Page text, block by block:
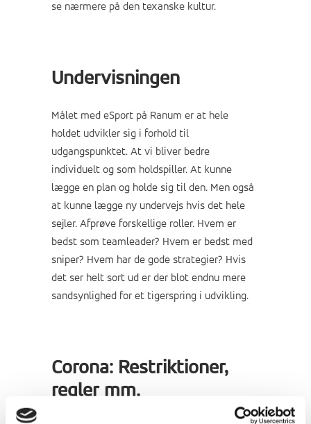
se nærmere på den texanske kultur.
Undervisningen
Målet med eSport på Ranum er at hele
holdet udvikler sig i forhold til
udgangspunktet. At vi bliver bedre
individuelt og som holdspiller. At kunne
lægge en plan og holde sig til den. Men også
at kunne lægge ny undervejs hvis det hele
sejler. Afprøve forskellige roller. Hvem er
bedst som teamleader? Hvem er bedst med
sniper? Hvem har de gode strategier? Hvis
det ser helt sort ud er der blot endnu mere
sandsynlighed for et tigerspring i udvikling.
Corona: Restriktioner,
regler mm.